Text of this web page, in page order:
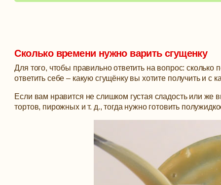
Сколько времени нужно варить сгущенку
Для того, чтобы правильно ответить на вопрос:
ответить себе – какую сгущёнку вы хотите получить и с
Если вам нравится не слишком густая сладость или же
тортов, пирожных и т. д., тогда нужно готовить